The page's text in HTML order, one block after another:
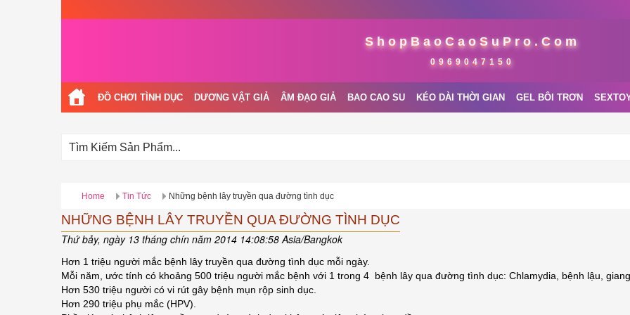
ShopBaoCaoSuPro.Com
0969047150
ĐỒ CHƠI TÌNH DỤC DƯƠNG VẬT GIẢ ÂM ĐẠO GIẢ BAO CAO SU KÉO DÀI THỜI GIAN GEL BÔI TRƠN
Home Tin Tức Những bệnh lây truyền qua đường tình dục
NHỮNG BỆNH LÂY TRUYỀN QUA ĐƯỜNG TÌNH DỤC
Thứ bảy, ngày 13 tháng chín năm 2014 14:08:58 Asia/Bangkok
Hơn 1 triệu người mắc bệnh lây truyền qua đường tình dục mỗi ngày.
Mỗi năm, ước tính có khoảng 500 triệu người mắc bệnh với 1 trong 4 bệnh lây qua đường tình dục: Chlamydia, bệnh lậu,
Hơn 530 triệu người có vi rút gây bệnh mụn rộp sinh dục.
Hơn 290 triệu phụ mắc (HPV).